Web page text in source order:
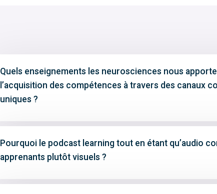
Quels enseignements les neurosciences nous
l’acquisition des compétences à travers des canaux
uniques ?
Pourquoi le podcast learning tout en étant qu’audio
apprenants plutôt visuels ?